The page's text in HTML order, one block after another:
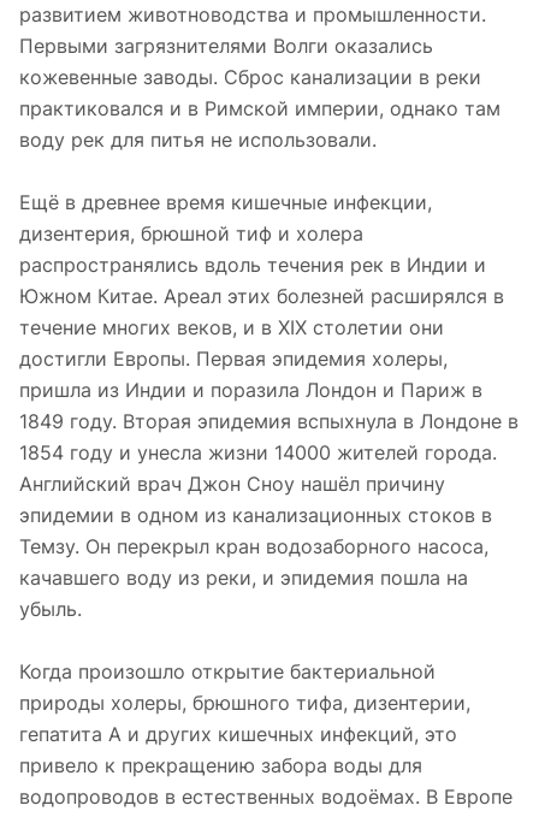
развитием животноводства и промышленности.
Первыми загрязнителями Волги оказались
кожевенные заводы. Сброс канализации в реки
практиковался и в Римской империи, однако там
воду рек для питья не использовали.
Ещё в древнее время кишечные инфекции,
дизентерия, брюшной тиф и холера
распространялись вдоль течения рек в Индии и
Южном Китае. Ареал этих болезней расширялся в
течение многих веков, и в XIX столетии они
достигли Европы. Первая эпидемия холеры,
пришла из Индии и поразила Лондон и Париж в
1849 году. Вторая эпидемия вспыхнула в Лондоне в
1854 году и унесла жизни 14000 жителей города.
Английский врач Джон Сноу нашёл причину
эпидемии в одном из канализационных стоков в
Темзу. Он перекрыл кран водозаборного насоса,
качавшего воду из реки, и эпидемия пошла на
убыль.
Когда произошло открытие бактериальной
природы холеры, брюшного тифа, дизентерии,
гепатита А и других кишечных инфекций, это
привело к прекращению забора воды для
водопроводов в естественных водоёмах. В Европе